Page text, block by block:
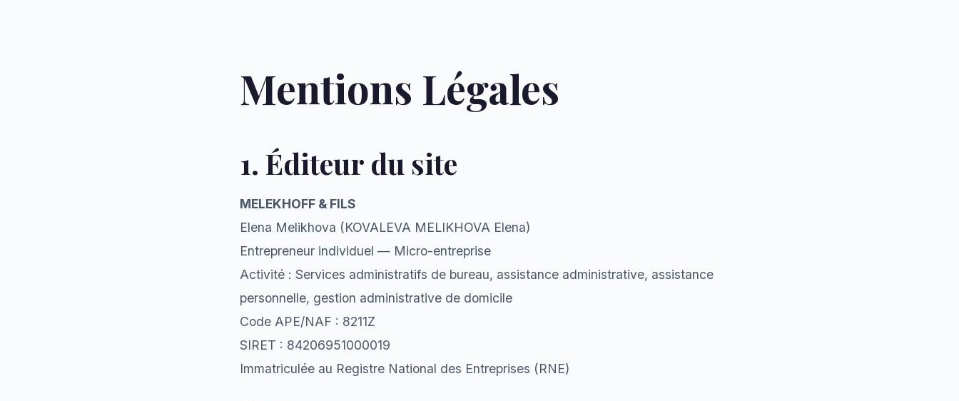
Mentions Légales
1. Éditeur du site
MELEKHOFF & FILS
Elena Melikhova (KOVALEVA MELIKHOVA Elena)
Entrepreneur individuel — Micro-entreprise
Activité : Services administratifs de bureau, assistance administrative, assistance
personnelle, gestion administrative de domicile
Code APE/NAF : 8211Z
SIRET : 84206951000019
Immatriculée au Registre National des Entreprises (RNE)